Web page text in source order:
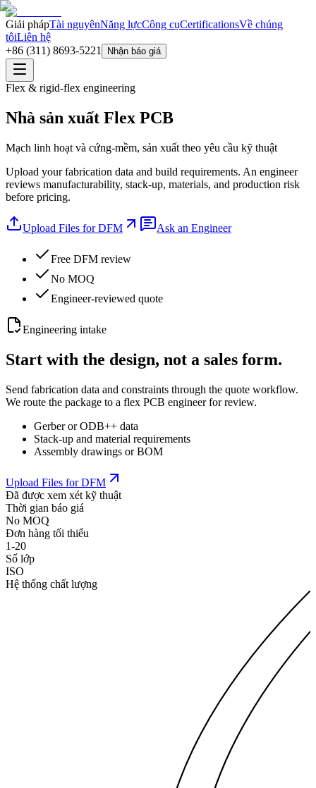
Giải phápTài nguyênNăng lựcCông cụCertificationsVề chúng
tôiLiên hệ
+86 (311) 8693-5221
Nhận báo giá
Flex & rigid-flex engineering
Nhà sản xuất Flex PCB
Mạch linh hoạt và cứng-mềm, sản xuất theo yêu cầu kỹ thuật
Upload your fabrication data and build requirements. An engineer
reviews manufacturability, stack-up, materials, and production risk
before pricing.
Upload Files for DFM Ask an Engineer
Free DFM review
No MOQ
Engineer-reviewed quote
Engineering intake
Start with the design, not a sales form.
Send fabrication data and constraints through the quote workflow.
We route the package to a flex PCB engineer for review.
Gerber or ODB++ data
Stack-up and material requirements
Assembly drawings or BOM
Upload Files for DFM
Đã được xem xét kỹ thuật
Thời gian báo giá
No MOQ
Đơn hàng tối thiểu
1-20
Số lớp
ISO
Hệ thống chất lượng